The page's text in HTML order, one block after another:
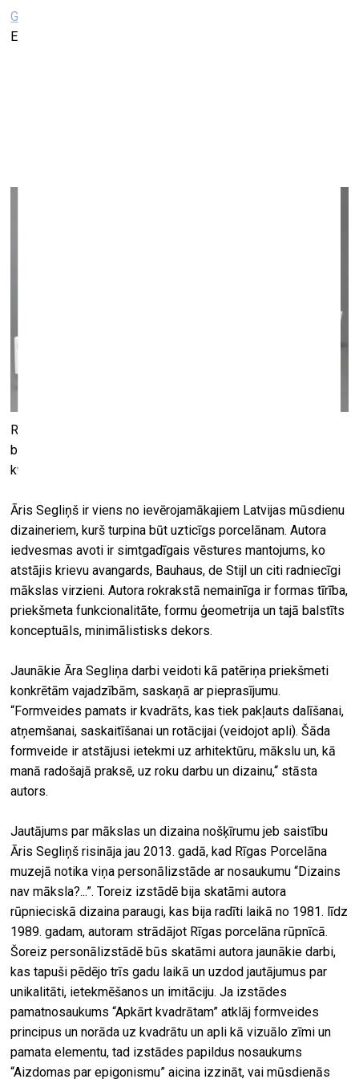
Galerija “Māksla XO”
Elizabetes iela 14, Rīga
Rīgas Porcelāna muzejā no 6. augusta līdz 26. septembrim
būs skatāma Āra Segliņa personālizstāde “Apkārt
kvadrātam” jeb “Aizdomas par epigonismu*”.
Āris Segliņš ir viens no ievērojamākajiem Latvijas mūsdienu
dizaineriem, kurš turpina būt uzticīgs porcelānam. Autora
iedvesmas avoti ir simtgadīgais vēstures mantojums, ko
atstājis krievu avangards, Bauhaus, de Stijl un citi radniecīgi
mākslas virzieni. Autora rokrakstā nemainīga ir formas tīrība,
priekšmeta funkcionalitāte, formu ģeometrija un tajā balstīts
konceptuāls, minimālistisks dekors.
Jaunākie Āra Segliņa darbi veidoti kā patēriņa priekšmeti
konkrētām vajadzībām, saskaņā ar pieprasījumu.
“Formveides pamats ir kvadrāts, kas tiek pakļauts dalīšanai,
atņemšanai, saskaitīšanai un rotācijai (veidojot apli). Šāda
formveide ir atstājusi ietekmi uz arhitektūru, mākslu un, kā
manā radošajā praksē, uz roku darbu un dizainu,“ stāsta
autors.
Jautājums par mākslas un dizaina nošķīrumu jeb saistību
Āris Segliņš risināja jau 2013. gadā, kad Rīgas Porcelāna
muzejā notika viņa personālizstāde ar nosaukumu “Dizains
nav māksla?...”. Toreiz izstādē bija skatāmi autora
rūpnieciskā dizaina paraugi, kas bija radīti laikā no 1981. līdz
1989. gadam, autoram strādājot Rīgas porcelāna rūpnīcā.
Šoreiz personālizstādē būs skatāmi autora jaunākie darbi,
kas tapuši pēdējo trīs gadu laikā un uzdod jautājumus par
unikalitāti, ietekmēšanos un imitāciju. Ja izstādes
pamatnosaukums “Apkārt kvadrātam” atklāj formveides
principus un norāda uz kvadrātu un apli kā vizuālo zīmi un
pamata elementu, tad izstādes papildus nosaukums
“Aizdomas par epigonismu” aicina izzināt, vai mūsdienās